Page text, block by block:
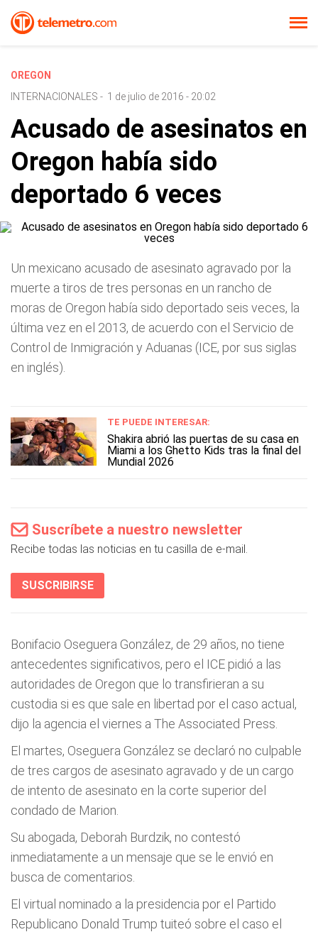
OREGON
INTERNACIONALES - 1 de julio de 2016 - 20:02
Acusado de asesinatos en
Oregon había sido
deportado 6 veces
Un mexicano acusado de asesinato agravado por la
muerte a tiros de tres personas en un rancho de
moras de Oregon había sido deportado seis veces, la
última vez en el 2013, de acuerdo con el Servicio de
Control de Inmigración y Aduanas (ICE, por sus siglas
en inglés).
TE PUEDE INTERESAR:
Shakira abrió las puertas de su casa en
Miami a los Ghetto Kids tras la final del
Mundial 2026
Suscríbete a nuestro newsletter
Recibe todas las noticias en tu casilla de e-mail.
SUSCRIBIRSE
Bonifacio Oseguera González, de 29 años, no tiene
antecedentes significativos, pero el ICE pidió a las
autoridades de Oregon que lo transfirieran a su
custodia si es que sale en libertad por el caso actual,
dijo la agencia el viernes a The Associated Press.
El martes, Oseguera González se declaró no culpable
de tres cargos de asesinato agravado y de un cargo
de intento de asesinato en la corte superior del
condado de Marion.
Su abogada, Deborah Burdzik, no contestó
inmediatamente a un mensaje que se le envió en
busca de comentarios.
El virtual nominado a la presidencia por el Partido
Republicano Donald Trump tuiteó sobre el caso el